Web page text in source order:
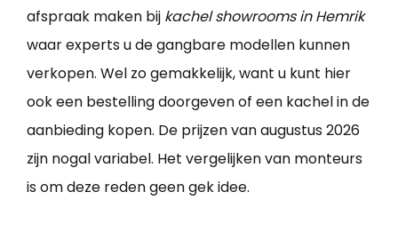
afspraak maken bij kachel showrooms in Hemrik
waar experts u de gangbare modellen kunnen
verkopen. Wel zo gemakkelijk, want u kunt hier
ook een bestelling doorgeven of een kachel in de
aanbieding kopen. De prijzen van augustus 2026
zijn nogal variabel. Het vergelijken van monteurs
is om deze reden geen gek idee.